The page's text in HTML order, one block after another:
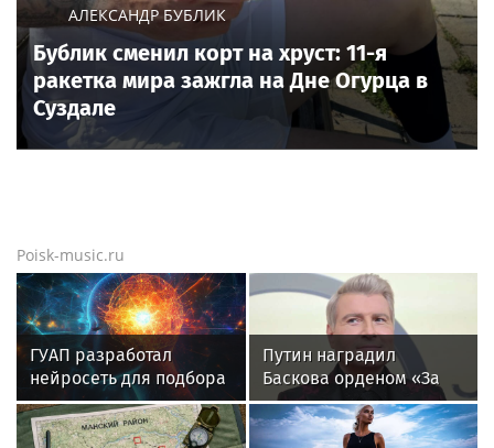
АЛЕКСАНДР БУБЛИК
Бублик сменил корт на хруст: 11-я
ракетка мира зажгла на Дне Огурца в
Суздале
Poisk-music.ru
ГУАП разработал
нейросеть для подбора
обуви по фото стопы
Путин наградил
Баскова орденом «За
заслуги перед
Отечеством» IV степени